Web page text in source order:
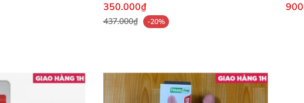
350.000₫
437.000₫ -20%